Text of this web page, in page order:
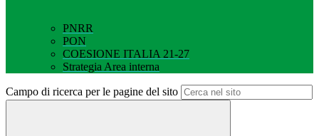
PNRR
PON
COESIONE ITALIA 21-27
Strategia Area interna
Campo di ricerca per le pagine del sito